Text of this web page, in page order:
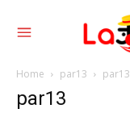
Home par13 par13
par13